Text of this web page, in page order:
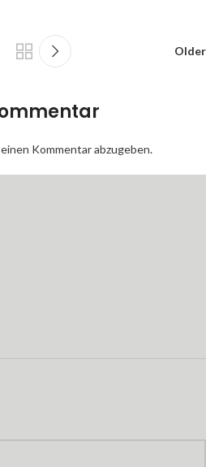
Older
Kommentar abzugeben.